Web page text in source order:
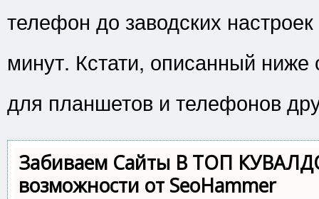
телефон до заводских
минут. Кстати, описанный ниже
для планшетов и телефонов
Забиваем Сайты В ТОП
возможности от SeoHammer